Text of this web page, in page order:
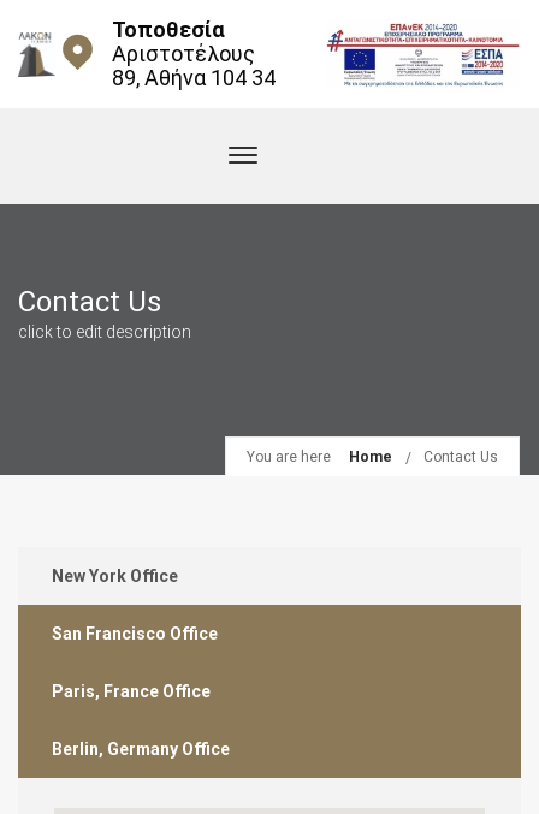
Τοποθεσία
Αριστοτέλους
89, Αθήνα 104 34
Contact Us
click to edit description
You are here Home Contact Us
New York Office
San Francisco Office
Paris, France Office
Berlin, Germany Office